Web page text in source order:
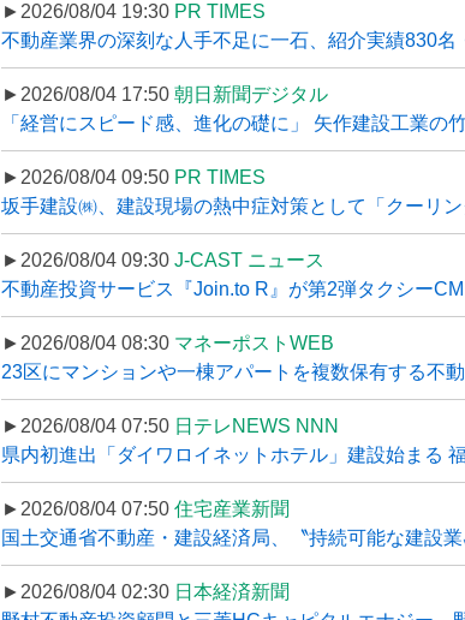
►2026/08/04 19:30 PR TIMES
不動産業界の深刻な人手不足に一石、紹介実績830名
►2026/08/04 17:50 朝日新聞デジタル
「経営にスピード感、進化の礎に」 矢作建設工業の
►2026/08/04 09:50 PR TIMES
坂手建設㈱、建設現場の熱中症対策として「クーリ
►2026/08/04 09:30 J-CAST ニュース
不動産投資サービス『Join.to R』が第2弾タクシー
►2026/08/04 08:30 マネーポストWEB
23区にマンションや一棟アパートを複数保有する不
►2026/08/04 07:50 日テレNEWS NNN
県内初進出「ダイワロイネットホテル」建設始まる
►2026/08/04 07:50 住宅産業新聞
国土交通省不動産・建設経済局、〝持続可能な建設
►2026/08/04 02:30 日本経済新聞